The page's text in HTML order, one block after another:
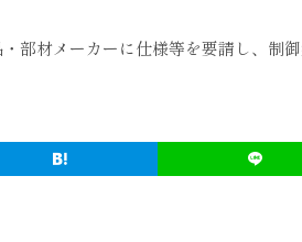
部材メーカーに仕様等を要請し、制